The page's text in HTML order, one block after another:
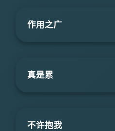
作用之广
真是累
不许抱我